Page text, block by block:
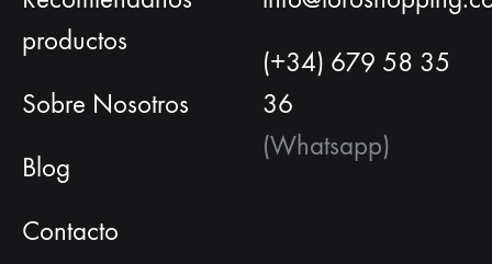
productos
Sobre Nosotros
Blog
Contacto
(+34) 679 58 35
36
(Whatsapp)